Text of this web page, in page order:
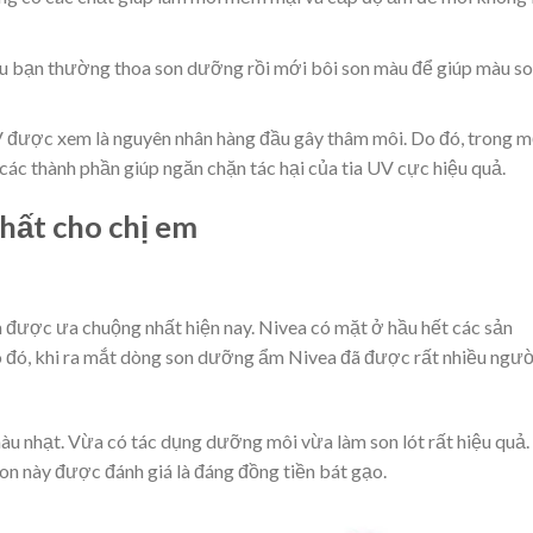
thường thoa son dưỡng rồi mới bôi son màu để giúp màu
xem là nguyên nhân hàng đầu gây thâm môi. Do đó, trong
thành phần giúp ngăn chặn tác hại của tia UV cực hiệu quả.
cho chị em
ưa chuộng nhất hiện nay. Nivea có mặt ở hầu hết các sản
đó, khi ra mắt dòngson dưỡng ẩm Nivea đã được rất nhiều
nhạt. Vừa có tác dụng dưỡng môi vừa làm son lót rất hiệu quả.
này được đánh giá là đáng đồng tiền bát gạo.